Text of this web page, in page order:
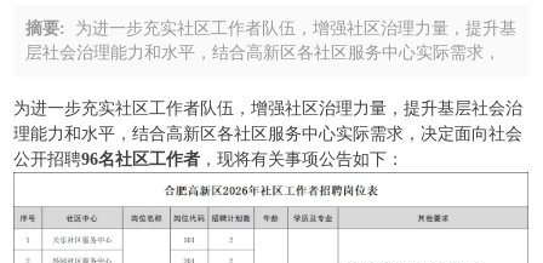
服务信息
摘要: 为进一步充实社区工作者队伍，增强社区治理力量，提升基
层社会治理能力和水平，结合高新区各社区服务中心实际需求，
下：一、招聘原则坚持“公开、平等、竞争 ...
为进一步充实社区工作者队伍，增强社区治理力量，提升基层社会治
理能力和水平，结合高新区各社区服务中心实际需求，决定面向社会
公开招聘96名社区工作者 ，现将有关事项公告如下：